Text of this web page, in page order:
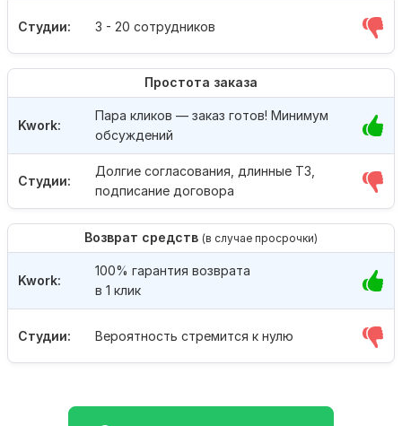
Студии: 3 - 20 сотрудников
Простота заказа
Студии:
Долгие согласования, длинные ТЗ,
подписание договора
Kwork:
Пара кликов — заказ готов! Минимум
обсуждений
Возврат средств (в случае просрочки)
Студии: Вероятность стремится к нулю
Kwork:
100% гарантия возврата
в 1 клик